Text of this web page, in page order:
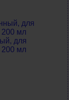
для
200 мл